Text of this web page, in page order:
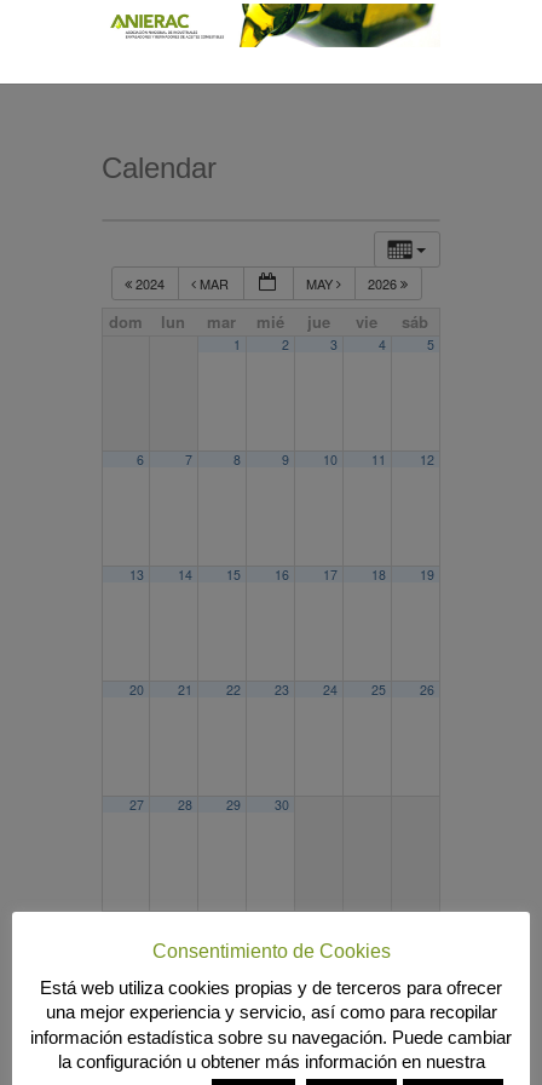
Calendar
2024 MAR MAY 2026
dom lun mar mié jue vie sáb
1 2 3 4 5
6 7 8 9 10 11 12
13 14 15 16 17 18 19
20 21 22 23 24 25 26
27 28 29 30
Búsqueda
MENÚ PRINCIPAL
Consentimiento de Cookies
Está web utiliza cookies propias y de terceros para ofrecer
una mejor experiencia y servicio, así como para recopilar
información estadística sobre su navegación. Puede cambiar
la configuración u obtener más información en nuestra